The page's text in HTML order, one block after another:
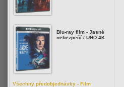
Blu-ray film - Jasné
nebezpečí / UHD 4K
Všechny předobjednávky - Film